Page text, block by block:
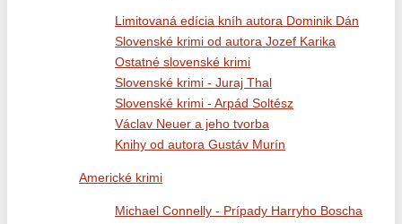
Limitovaná edícia kníh autora Dominik Dán
Slovenské krimi od autora Jozef Karika
Ostatné slovenské krimi
Slovenské krimi - Juraj Thal
Slovenské krimi - Arpád Soltész
Václav Neuer a jeho tvorba
Knihy od autora Gustáv Murín
Americké krimi
Michael Connelly - Prípady Harryho Boscha